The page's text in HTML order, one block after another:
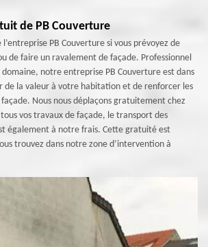
de PB Couverture
l’entreprise PB Couverture si vous prévoyez de
de faire un ravalement de façade. Professionnel
notre entreprise PB Couverture est dans
de la valeur à votre habitation et de renforcer les
Nous nous déplaçons gratuitement chez
tous vos travaux de façade, le transport des
également à notre frais. Cette gratuité est
trouvez dans notre zone d’intervention à